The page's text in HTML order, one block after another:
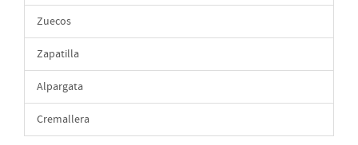
Zuecos
Zapatilla
Alpargata
Cremallera